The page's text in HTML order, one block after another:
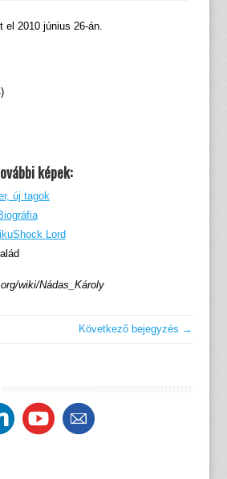
2010 június 26-án.
képek:
új tagok
Lord
wiki/Nádas_Károly
Következő bejegyzés →